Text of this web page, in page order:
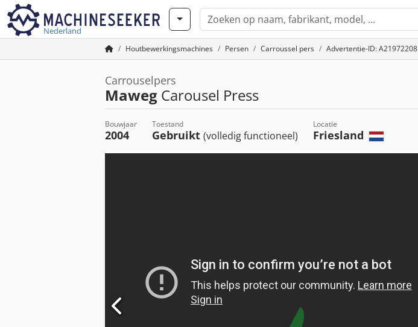
Nederland
Houtbewerkingsmachines Persen Carroussel pers Advertentie-ID: A21972208
Carrouselpers
Maweg Carousel Press
Bouwjaar
2004
Toestand
Gebruikt (volledig functioneel)
Locatie
Friesland